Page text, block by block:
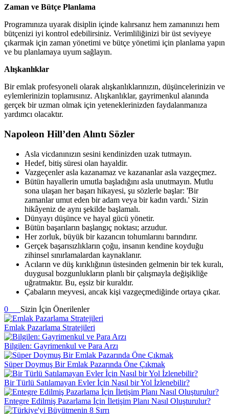
Zaman ve Bütçe Planlama
Programınıza uyarak disiplin içinde kalırsanız hem zamanınızı hem
bütçenizi iyi kontrol edebilirsiniz. Verimliliğinizi bir üst seviyeye
çıkarmak için zaman yönetimi ve bütçe yönetimi için planlama yapın
ve bu planlamaya uyum sağlayın.
Alışkanlıklar
Bir emlak profesyoneli olarak alışkanlıklarınızın, düşüncelerinizin ve
eylemlerinizin toplamısınız. Alışkanlıklar, gayrimenkul alanında
gerçek bir uzman olmak için yeteneklerinizden faydalanmanıza
yardımcı olacaktır.
Napoleon Hill’den Alıntı Sözler
Asla vicdanınızın sesini kendinizden uzak tutmayın.
Hedef, bitiş süresi olan hayaldir.
Vazgeçenler asla kazanamaz ve kazananlar asla vazgeçmez.
Bütün hayallerin umutla başladığını asla unutmayın. Mutlu
sona ulaşan her başarı hikayesi, şu sözlerle başlar: 'Bir
zamanlar umut eden bir adam veya bir kadın vardı.' Sizin
hikâyeniz de aynı şekilde başlamalı.
Dünyayı düşünce ve hayal gücü yönetir.
Bütün başarıların başlangıç noktası; arzudur.
Her zorluk, büyük bir kazancın tohumlarını barındırır.
Gerçek başarısızlıkların çoğu, insanın kendine koyduğu
zihinsel sınırlamalardan kaynaklanır.
Acıların ve düş kırıklığının üstesinden gelmenin bir tek kuralı,
duygusal bozgunlukların planlı bir çalışmayla değişikliğe
uğratmaktır. Bu, eşsiz bir kuraldır.
Çabaların meyvesi, ancak kişi vazgeçmediğinde ortaya çıkar.
0
Sizin İçin Önerilenler
Emlak Pazarlama Stratejileri
Bilgilen: Gayrimenkul ve Para Arzı
Süper Doymuş Bir Emlak Pazarında Öne Çıkmak
Bir Türlü Satılamayan Evler İçin Nasıl bir Yol İzlenebilir?
Entegre Edilmiş Pazarlama İçin İletişim Planı Nasıl Oluşturulur?